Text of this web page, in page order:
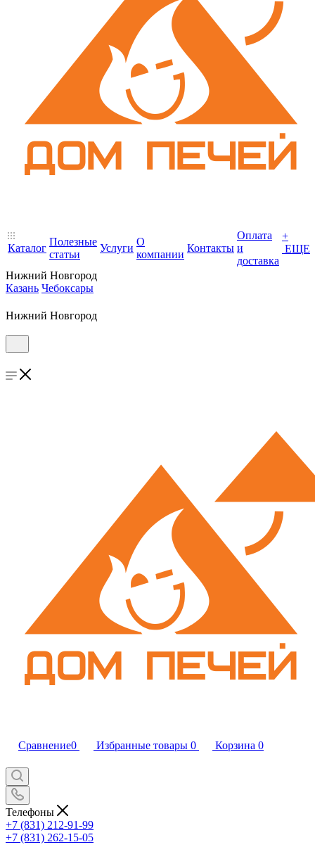
Каталог
Полезные
статьи
Услуги
О
компании
Контакты
Оплата
и
доставка
+
ЕЩЕ
Нижний Новгород
Казань Чебоксары
Нижний Новгород
Сравнение0 Избранные товары 0 Корзина 0
Телефоны
+7 (831) 212-91-99
+7 (831) 262-15-05